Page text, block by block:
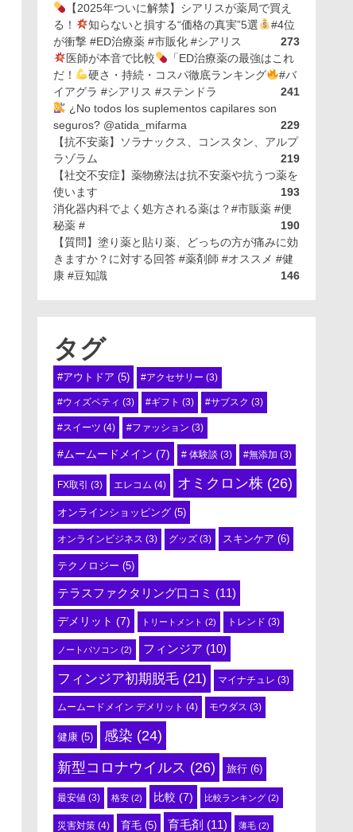
【2025年ついに解禁】シアリスが薬局で買え
る！
知らないと損する“価格の真実”5選
#4位
が衝撃 #ED治療薬 #市販化 #シアリス
273
医師が本音で比較
「ED治療薬の最強はこれ
だ！
硬さ・持続・コスパ徹底ランキング
#バ
イアグラ #シアリス #ステンドラ
241
¿No todos los suplementos capilares son
seguros? @atida_mifarma
229
【抗不安薬】ソラナックス、コンスタン、アルプ
ラゾラム
219
【社交不安症】薬物療法は抗不安薬や抗うつ薬を
使います
193
消化器内科でよく処方される薬は？#市販薬 #便
秘薬 #
190
【質問】塗り薬と貼り薬、どっちの方が痛みに効
きますか？に対する回答 #薬剤師 #オススメ #健
康 #豆知識
146
タグ
#アウトドア (5) #アクセサリー (3)
#ウィズペティ (3) #ギフト (3) #サブスク (3)
#スイーツ (4) #ファッション (3)
#ムームードメイン (7) # 体験談 (3) #無添加 (3)
FX取引 (3) エレコム (4) オミクロン株 (26)
オンラインショッピング (5)
オンラインビジネス (3) グッズ (3) スキンケア (6)
テクノロジー (5)
テラスファクタリング口コミ (11)
デメリット (7) トリートメント (2) トレンド (3)
ノートパソコン (2) フィンジア (10)
フィンジア初期脱毛 (21) マイナチュレ (3)
ムームードメイン デメリット (4) モウダス (3)
健康 (5) 感染 (24)
新型コロナウイルス (26) 旅行 (6)
最安値 (3) 格安 (2) 比較 (7) 比較ランキング (2)
災害対策 (4) 育毛 (5) 育毛剤 (11) 薄毛 (2)